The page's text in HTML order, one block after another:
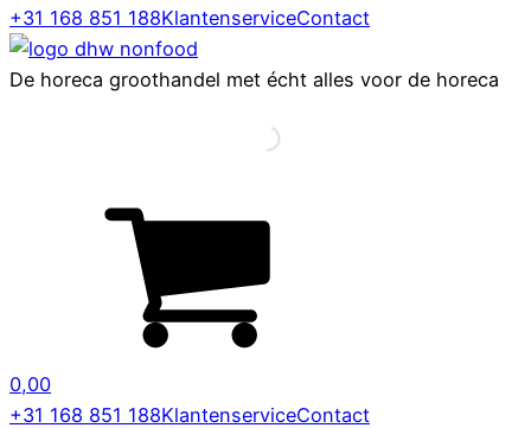
+31 168 851 188KlantenserviceContact
De horeca groothandel met écht alles voor de horeca
0,00
+31 168 851 188KlantenserviceContact